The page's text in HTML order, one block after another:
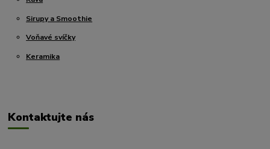
Sirupy a Smoothie
Voňavé svíčky
Keramika
Kontaktujte nás